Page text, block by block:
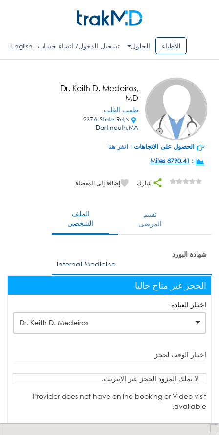
للأطباء الحلول تسجيل الدخول/ انشاء حساب English
Dr. Keith D. Medeiros,
MD
طبيب القلب
237A State Rd,N
Dartmouth,MA
الحصول على الاتجاهات : انقر هنا
:
8790.41 Miles
شارك إضافة إلى المفضلة
الملف
الشخصي
تقييم
المرضى
شهادة البورد
Internal Medicine
الحجز غير متاح حاليا
اختيار العيادة
Dr. Keith D. Medeiros
اختيار الوقت لحجز
لا يملك المزود الحجز عبر الإنترنت.
Provider does not have online booking or Video visit
available.